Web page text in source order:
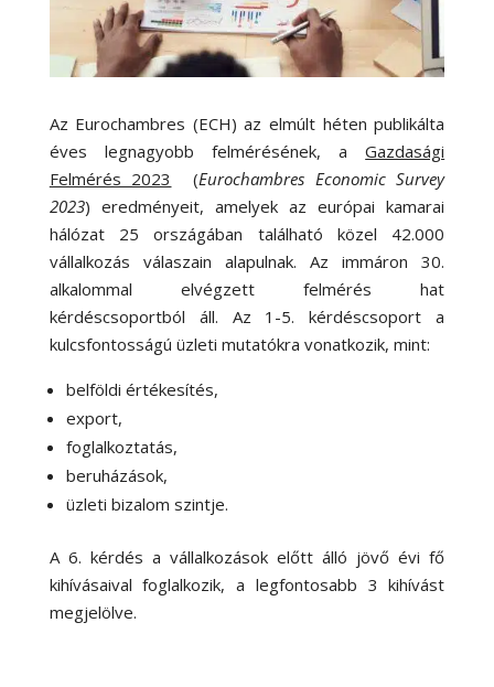
Az Eurochambres (ECH) az elmúlt héten publikálta
éves legnagyobb felmérésének, aGazdasági
Felmérés 2023
(Eurochambres Economic Survey
2023) eredményeit, amelyek az európai kamarai
hálózat 25 országában található közel 42.000
vállalkozás válaszain alapulnak. Az immáron 30.
alkalommal elvégzett felmérés hat
kérdéscsoportból áll. Az 1-5. kérdéscsoport a
kulcsfontosságú üzleti mutatókra vonatkozik, mint:
belföldi értékesítés,
export,
foglalkoztatás,
beruházások,
üzleti bizalom szintje.
A 6. kérdés a vállalkozások előtt álló jövő évi fő
kihívásaival foglalkozik, a legfontosabb 3 kihívást
megjelölve.